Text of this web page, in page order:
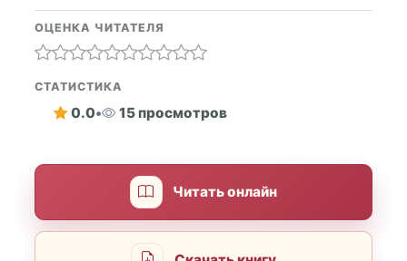
ОЦЕНКА ЧИТАТЕЛЯ
СТАТИСТИКА
0.0• 15 просмотров
Читать онлайн